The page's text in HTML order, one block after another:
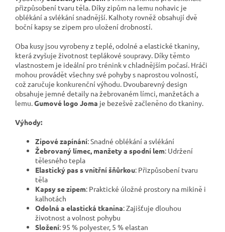
přizpůsobení tvaru těla. Díky zipům na lemu nohavic je
oblékání a svlékání snadnější. Kalhoty rovněž obsahují dvě
boční kapsy se zipem pro uložení drobností.
Oba kusy jsou vyrobeny z teplé, odolné a elastické tkaniny,
která zvyšuje životnost teplákové soupravy. Díky těmto
vlastnostem je ideální pro trénink v chladnějším počasí. Hráči
mohou provádět všechny své pohyby s naprostou volností,
což zaručuje konkurenční výhodu. Dvoubarevný design
obsahuje jemné detaily na žebrovaném límci, manžetách a
lemu.Gumové logo Joma je bezešvě začleněno do tkaniny.
Výhody:
Zipové zapínání: Snadné oblékání a svlékání
Žebrovaný límec, manžety a spodní lem: Udržení
tělesného tepla
Elastický pas s vnitřní šňůrkou: Přizpůsobení tvaru
těla
Kapsy se zipem: Praktické úložné prostory na mikině i
kalhotách
Odolná a elastická tkanina: Zajišťuje dlouhou
životnost a volnost pohybu
Složení: 95 % polyester, 5 % elastan